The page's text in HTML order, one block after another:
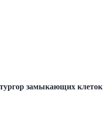
замыкающих клеток